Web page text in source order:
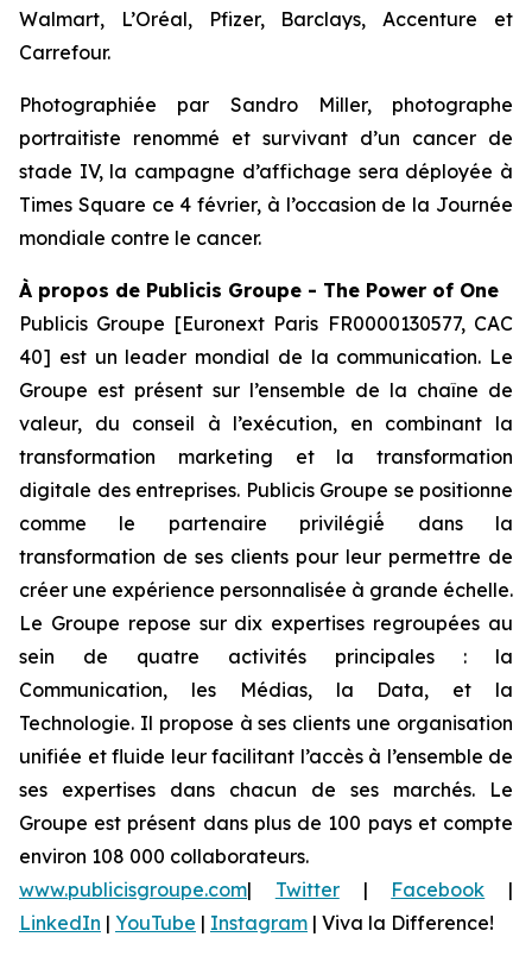
Walmart, L’Oréal, Pfizer, Barclays, Accenture et
Carrefour.
Photographiée par Sandro Miller, photographe
portraitiste renommé et survivant d’un cancer de
stade IV, la campagne d’affichage sera déployée à
Times Square ce 4 février, à l’occasion de la Journée
mondiale contre le cancer.
À propos de Publicis Groupe - The Power of One
Publicis Groupe [Euronext Paris FR0000130577, CAC
40] est un leader mondial de la communication. Le
Groupe est présent sur l’ensemble de la chaîne de
valeur, du conseil à l’exécution, en combinant la
transformation marketing et la transformation
digitale des entreprises. Publicis Groupe se positionne
comme le partenaire privilégié́ dans la
transformation de ses clients pour leur permettre de
créer une expérience personnalisée à grande échelle.
Le Groupe repose sur dix expertises regroupées au
sein de quatre activités principales : la
Communication, les Médias, la Data, et la
Technologie. Il propose à ses clients une organisation
unifiée et fluide leur facilitant l’accès à l’ensemble de
ses expertises dans chacun de ses marchés. Le
Groupe est présent dans plus de 100 pays et compte
environ 108 000 collaborateurs.
www.publicisgroupe.com| Twitter | Facebook |
LinkedIn | YouTube | Instagram | Viva la Difference!